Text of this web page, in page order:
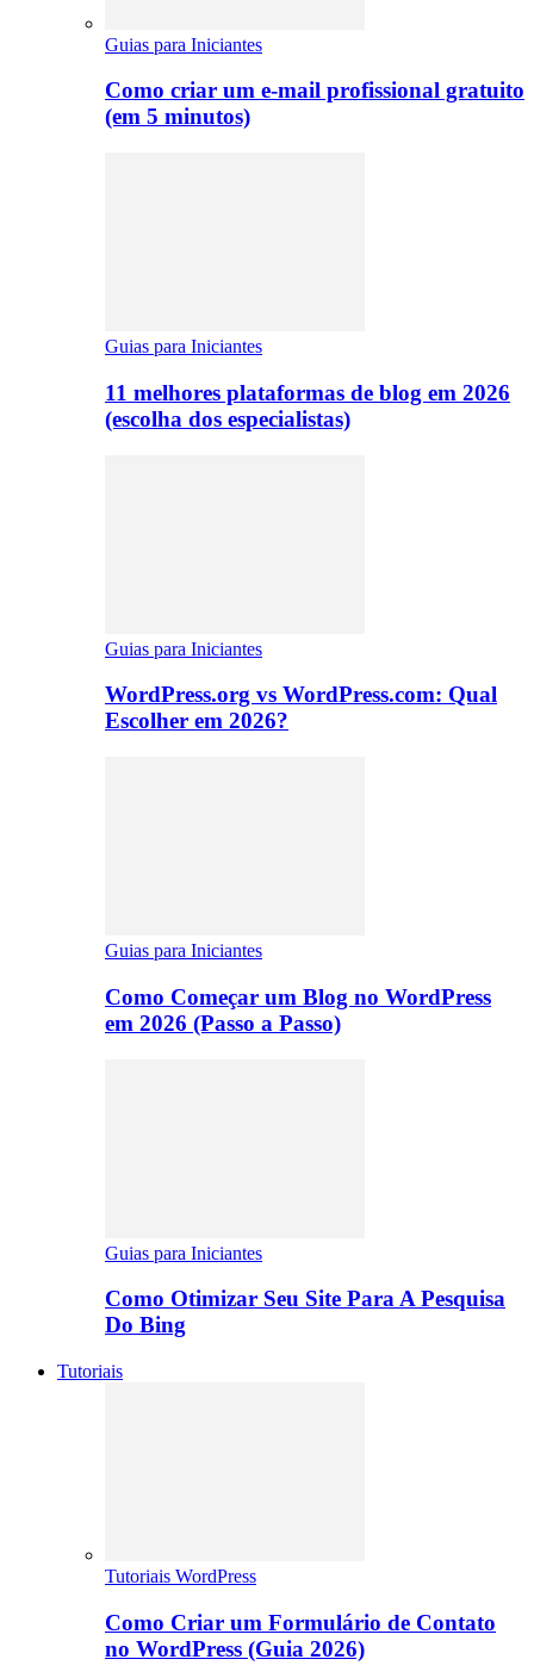
Guias para Iniciantes
Como criar um e-mail profissional gratuito
(em 5 minutos)
Guias para Iniciantes
11 melhores plataformas de blog em 2026
(escolha dos especialistas)
Guias para Iniciantes
WordPress.org vs WordPress.com: Qual
Escolher em 2026?
Guias para Iniciantes
Como Começar um Blog no WordPress
em 2026 (Passo a Passo)
Guias para Iniciantes
Como Otimizar Seu Site Para A Pesquisa
Do Bing
Tutoriais
Tutoriais WordPress
Como Criar um Formulário de Contato
no WordPress (Guia 2026)